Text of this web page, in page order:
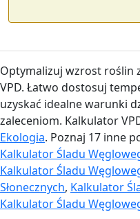
Optymalizuj wzrost roślin
VPD. Łatwo dostosuj
uzyskać idealne warunki
zaleceniom. Kalkulator
Ekologia. Poznaj 17 inne
Kalkulator Śladu
Kalkulator Śladu
Słonecznych, Kalkulator
Kalkulator Śladu